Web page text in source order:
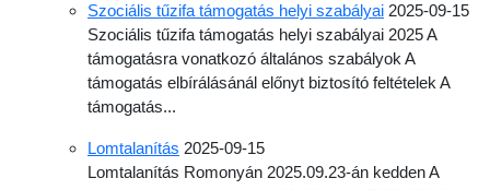
Szociális tűzifa támogatás helyi szabályai 2025-09-15
Szociális tűzifa támogatás helyi szabályai 2025 A
támogatásra vonatkozó általános szabályok A
támogatás elbírálásánál előnyt biztosító feltételek A
támogatás...
Lomtalanítás 2025-09-15
Lomtalanítás Romonyán 2025.09.23-án kedden A